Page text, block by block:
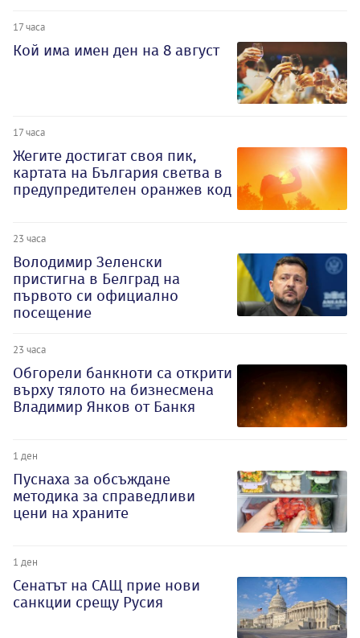
17 часа
Кой има имен ден на 8 август
17 часа
Жегите достигат своя пик,
картата на България светва в
предупредителен оранжев код
23 часа
Володимир Зеленски
пристигна в Белград на
първото си официално
посещение
23 часа
Обгорели банкноти са открити
върху тялото на бизнесмена
Владимир Янков от Банкя
1 ден
Пуснаха за обсъждане
методика за справедливи
цени на храните
1 ден
Сенатът на САЩ прие нови
санкции срещу Русия